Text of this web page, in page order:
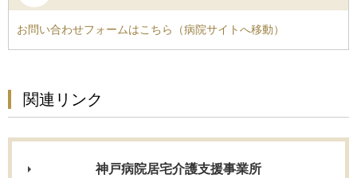
お問い合わせフォームはこちら（病院サイトへ移動）
関連リンク
神戸病院居宅介護支援事業所